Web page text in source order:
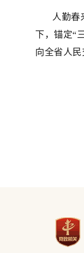
人勤春
下，锚定
向全省人